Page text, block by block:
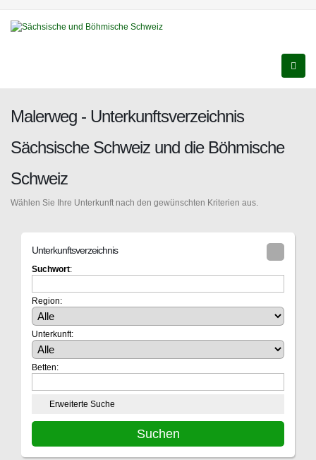
Malerweg - Unterkunftsverzeichnis
Sächsische Schweiz und die Böhmische
Schweiz
Wählen Sie Ihre Unterkunft nach den gewünschten Kriterien aus.
Unterkunftsverzeichnis
Suchwort:
Region:
Unterkunft:
Betten:
Erweiterte Suche